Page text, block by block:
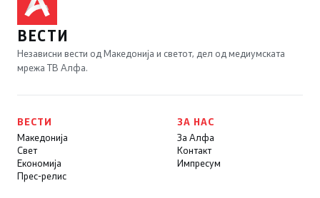
ВЕСТИ
Независни вести од Македонија и светот, дел од медиумската
мрежа ТВ Алфа.
ВЕСТИ
Македонија
Свет
Економија
Прес-релис
ЗА НАС
За Алфа
Контакт
Импресум